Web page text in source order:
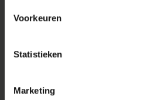
Voorkeuren
Statistieken
Marketing